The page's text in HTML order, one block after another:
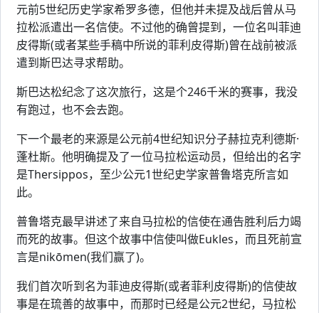
元前5世纪历史学家希罗多德，但他并未提及战后曾从马
拉松派遣出一名信使。不过他的确曾提到，一位名叫菲迪
皮得斯(或者某些手稿中所说的菲利皮得斯)曾在战前被派
遣到斯巴达寻求帮助。
斯巴达松纪念了这次旅行，这是个246千米的赛事，我没
有跑过，也不会去跑。
下一个最老的来源是公元前4世纪知识分子赫拉克利德斯·
蓬杜斯。他明确提及了一位马拉松运动员，但给出的名字
是Thersippos，至少公元1世纪史学家普鲁塔克所言如
此。
普鲁塔克最早讲述了来自马拉松的信使在通告胜利后力竭
而死的故事。但这个故事中信使叫做Eukles，而且死前宣
言是nikōmen(我们赢了)。
我们首次听到名为菲迪皮得斯(或者菲利皮得斯)的信使故
事是在琉善的故事中，而那时已经是公元2世纪，马拉松